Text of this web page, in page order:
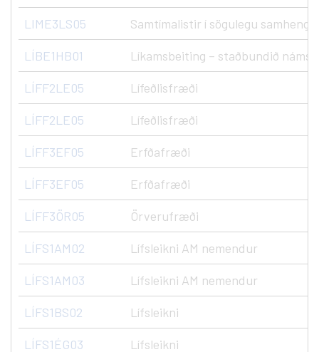
LIME3LS05 Samtímalistir í sögulegu samhengi
LÍBE1HB01 Líkamsbeiting – staðbundið
LÍFF2LE05 Lífeðlisfræði
LÍFF2LE05 Lífeðlisfræði
LÍFF3EF05 Erfðafræði
LÍFF3EF05 Erfðafræði
LÍFF3ÖR05 Örverufræði
LÍFS1AM02 Lífsleikni AM nemendur
LÍFS1AM03 Lífsleikni AM nemendur
LÍFS1BS02 Lífsleikni
LÍFS1ÉG03 Lífsleikni